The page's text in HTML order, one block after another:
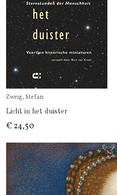
Zweig, Stefan
Licht in het duister
€ 24,50